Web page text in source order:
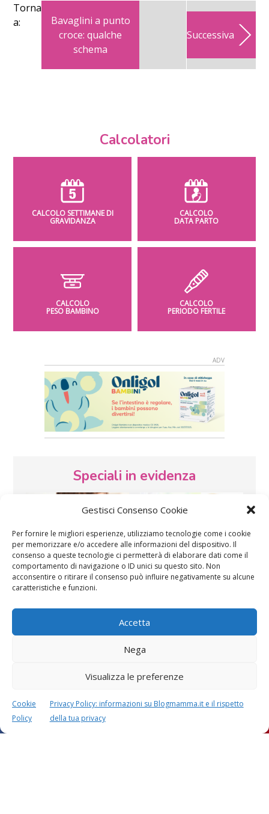
Gestisci Consenso Cookie
Per fornire le migliori esperienze, utilizziamo tecnologie come i cookie
per memorizzare e/o accedere alle informazioni del dispositivo. Il
consenso a queste tecnologie ci permetterà di elaborare dati come il
comportamento di navigazione o ID unici su questo sito. Non
acconsentire o ritirare il consenso può influire negativamente su alcune
caratteristiche e funzioni.
Accetta
Nega
Visualizza le preferenze
Cookie
Policy
Privacy Policy: informazioni su Blogmamma.it e il rispetto
della tua privacy
Torna
a:
Bavaglini a punto
croce: qualche
schema
Successiva
Calcolatori
CALCOLO SETTIMANE DI
GRAVIDANZA
CALCOLO
DATA PARTO
CALCOLO
PESO BAMBINO
CALCOLO
PERIODO FERTILE
Speciali in evidenza
Vaccini SOS Pediatra
Festa della mamma:
d’auguri, filastrocche
Le settimane di